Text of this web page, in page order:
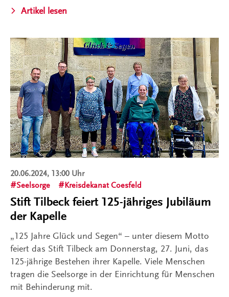
Artikel lesen
20.06.2024, 13:00 Uhr
Seelsorge
Kreisdekanat Coesfeld
Stift Tilbeck feiert 125-jähriges Jubiläum
der Kapelle
„125 Jahre Glück und Segen“ – unter diesem Motto
feiert das Stift Tilbeck am Donnerstag, 27. Juni, das
125-jährige Bestehen ihrer Kapelle. Viele Menschen
tragen die Seelsorge in der Einrichtung für Menschen
mit Behinderung mit.